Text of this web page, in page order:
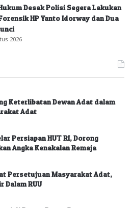
Desak Polisi Segera Lakukan
HP Yanto Idorway dan Dua
2026
Keterlibatan Dewan Adat dalam
Adat
Persiapan HUT RI, Dorong
Angka Kenakalan Remaja
Persetujuan Masyarakat Adat,
Dalam RUU